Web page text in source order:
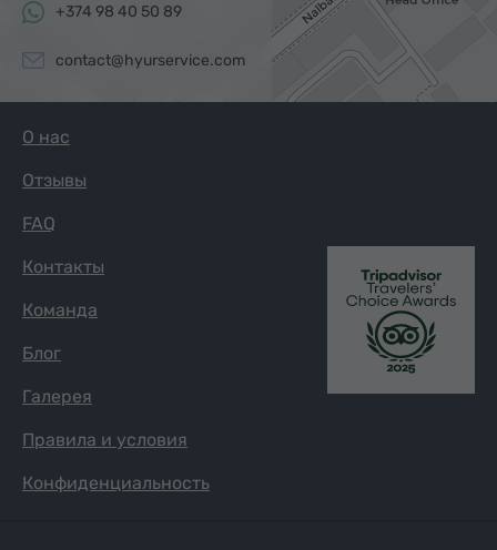
+374 98 40 50 89
contact@hyurservice.com
О нас
Отзывы
FAQ
Контакты
Команда
Блог
Галерея
Правила и условия
Конфиденциальность